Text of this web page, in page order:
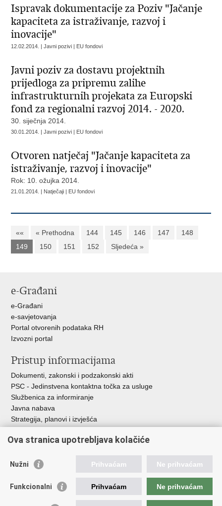
Ispravak dokumentacije za Poziv "Jačanje
kapaciteta za istraživanje, razvoj i
inovacije"
12.02.2014. | Javni pozivi | EU fondovi
Javni poziv za dostavu projektnih
prijedloga za pripremu zalihe
infrastrukturnih projekata za Europski
fond za regionalni razvoj 2014. - 2020.
30. siječnja 2014.
30.01.2014. | Javni pozivi | EU fondovi
Otvoren natječaj "Jačanje kapaciteta za
istraživanje, razvoj i inovacije"
Rok: 10. ožujka 2014.
21.01.2014. | Natječaji | EU fondovi
«« « Prethodna 144 145 146 147
148
149
150 151 152 Sljedeća »
e-Građani
e-Građani
e-savjetovanja
Portal otvorenih podataka RH
Izvozni portal
Pristup informacijama
Dokumenti, zakonski i podzakonski akti
PSC - Jedinstvena kontaktna točka za usluge
Službenica za informiranje
Javna nabava
Strategija, planovi i izvješća
Korisne poveznice
Vlada RH
Ova stranica upotrebljava kolačiće
Nužni Prihvaćam Ne prihvaćam
Funkcionalni Prihvaćam Ne prihvaćam